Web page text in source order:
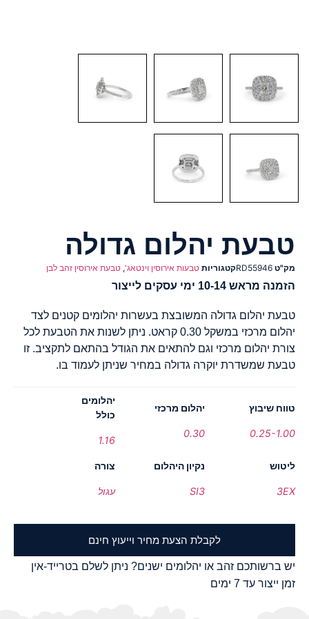
טבעת יהלום גדולה
מק"ט RD55946קטגוריות טבעות אירוסין וינטאג', טבעת אירוסין זהב לבן
הזמנה מראש 10-14 ימי עסקים לייצור
טבעת יהלום גדולה המשובצת בעשרות יהלומים קטנים לצד
יהלום מרכזי במשקל 0.30 קראט. ניתן לשנות את הטבעת לכל
צורת יהלום מרכזי וגם להתאים את הגודל בהתאם לתקציב. זו
טבעת שמשדרת יוקרה גדולה במחיר שניתן לעמוד בו.
טווח שיבוץ
0.25-1.00
יהלום מרכזי
0.30
יהלומים
כולל
1.16
ליטוש
3EX
נקיון היהלום
SI3
צורה
עגול
לקבלת הצעת מחיר וייעוץ חינם
יש ברשותכם זהב או יהלומים ישנים? ניתן לשלם בטרייד-אין
זמן ייצור עד 7 ימים